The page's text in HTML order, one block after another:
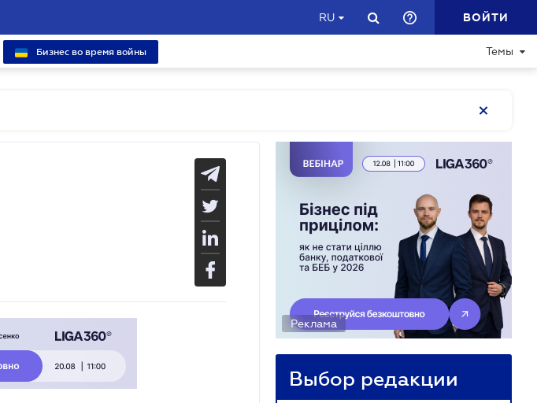
RU ВОЙТИ
Бизнес во время войны Темы
Реклама
Выбор редакции